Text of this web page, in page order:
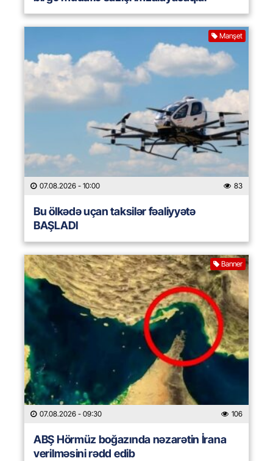
Manşet
07.08.2026 - 10:00 83
Bu ölkədə uçan taksilər fəaliyyətə
BAŞLADI
Banner
07.08.2026 - 09:30 106
ABŞ Hörmüz boğazında nəzarətin İrana
verilməsini rədd edib